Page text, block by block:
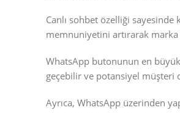
Canlı sohbet özelliği sayesinde
memnuniyetini artırarak
WhatsApp butonunun en
geçebilir ve potansiyel müşteri
Ayrıca, WhatsApp üzerinden